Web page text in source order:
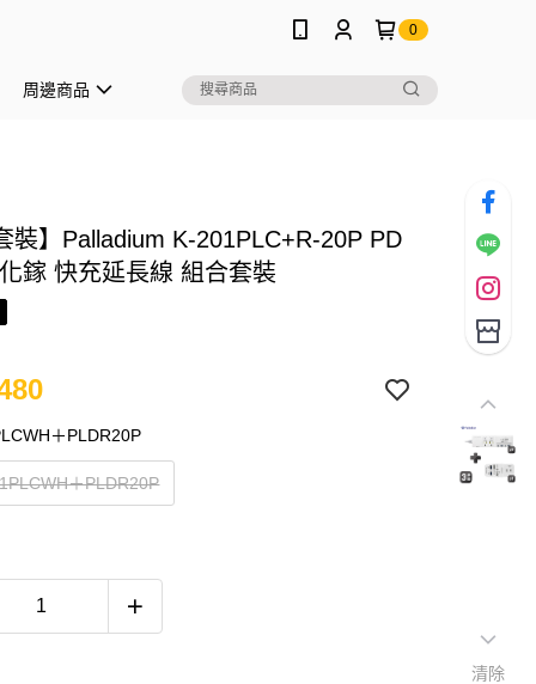
0
周邊商品
裝】Palladium K-201PLC+R-20P PD
鎵 快充延長線 組合套裝
＋PLDR20P
＋PLDR20P
清除